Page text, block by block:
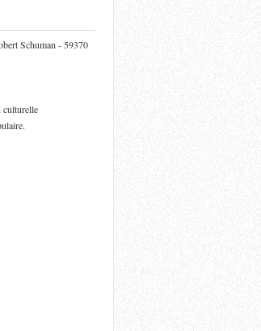
Schuman - 59370
culturelle